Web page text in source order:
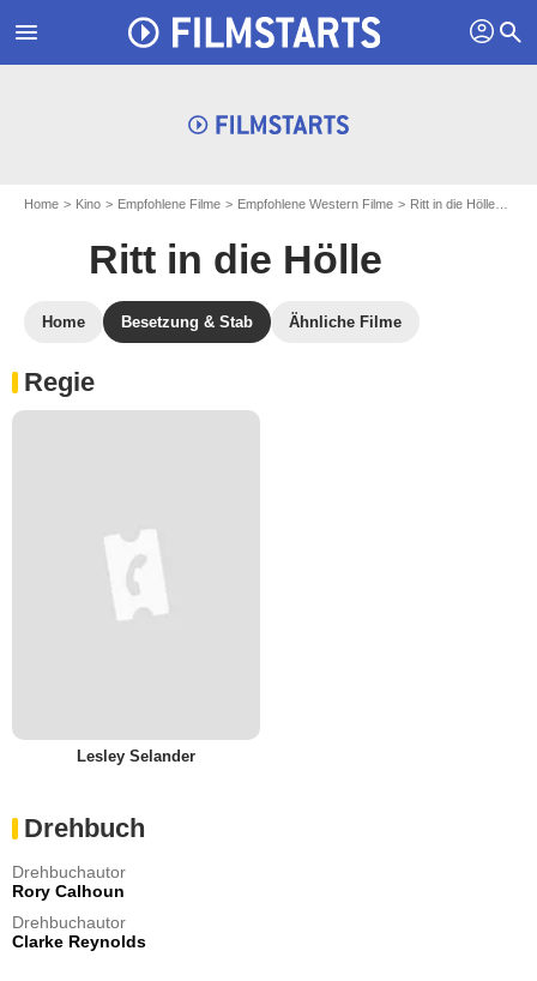
menu profil search
Home Kino Empfohlene Filme Empfohlene Western Filme Ritt in die Hölle
Ritt in die Hölle
Home Besetzung & Stab Ähnliche Filme
Regie
Lesley Selander
Drehbuch
Drehbuchautor
Rory Calhoun
Drehbuchautor
Clarke Reynolds